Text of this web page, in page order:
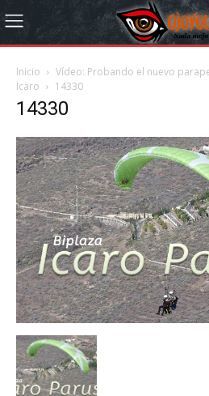
Inicio
Vídeo: Probando el nuevo
Icaro
14330
14330